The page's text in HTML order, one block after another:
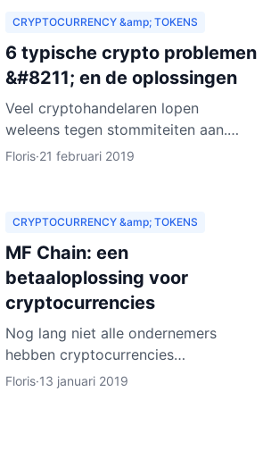
CRYPTOCURRENCY &amp; TOKENS
6 typische crypto problemen
&#8211; en de oplossingen
Veel cryptohandelaren lopen
weleens tegen stommiteiten aan.
Gelukkig kunnen exchanges in de
Floris·21 februari 2019
CRYPTOCURRENCY &amp; TOKENS
MF Chain: een
betaaloplossing voor
cryptocurrencies
Nog lang niet alle ondernemers
hebben cryptocurrencies
geaccepteerd als betaalwijze. Daar
Floris·13 januari 2019